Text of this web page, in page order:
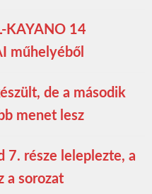
KAYANO 14
műhelyéből
de a második
menet lesz
7. része leleplezte, a
a sorozat